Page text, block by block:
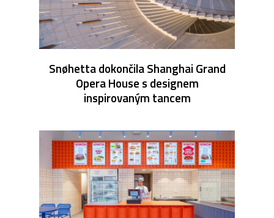
Snøhetta dokončila Shanghai Grand
Opera House s designem
inspirovaným tancem